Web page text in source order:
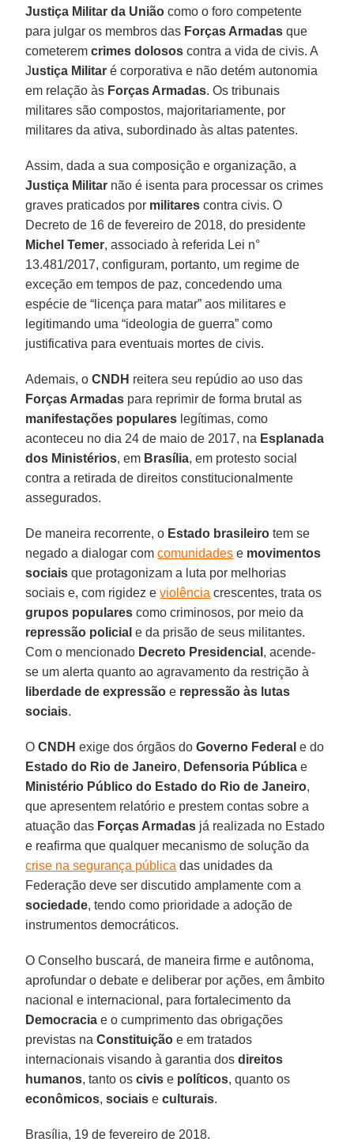
Justiça Militar da União como o foro competente
para julgar os membros das Forças Armadas que
cometeremcrimes dolosos contra a vida de civis. A
Justiça Militar é corporativa e não detém autonomia
em relação às Forças Armadas. Os tribunais
militares são compostos, majoritariamente, por
militares da ativa, subordinado às altas patentes.
Assim, dada a sua composição e organização, a
Justiça Militar não é isenta para processar os crimes
graves praticados por militares contra civis. O
Decreto de 16 de fevereiro de 2018, do presidente
Michel Temer, associado à referida Lei n°
13.481/2017, configuram, portanto, um regime de
exceção em tempos de paz, concedendo uma
espécie de “licença para matar” aos militares e
legitimando uma “ideologia de guerra” como
justificativa para eventuais mortes de civis.
Ademais, oCNDH reitera seu repúdio ao uso das
Forças Armadas para reprimir de forma brutal as
manifestações populares legítimas, como
aconteceu no dia 24 de maio de 2017, na Esplanada
dos Ministérios, em Brasília, em protesto social
contra a retirada de direitos constitucionalmente
assegurados.
De maneira recorrente, o Estado brasileiro tem se
negado a dialogar comcomunidades e movimentos
sociais que protagonizam a luta por melhorias
sociais e, com rigidez eviolência crescentes, trata os
grupos populares como criminosos, por meio da
repressão policial e da prisão de seus militantes.
Com o mencionado Decreto Presidencial , acende-
se um alerta quanto ao agravamento da restrição à
liberdade de expressão e repressão às lutas
sociais.
O CNDH exige dos órgãos doGoverno Federal e do
Estado do Rio de Janeiro, Defensoria Pública e
Ministério Público do Estado do Rio de Janeiro,
que apresentem relatório e prestem contas sobre a
atuação das Forças Armadas já realizada no Estado
e reafirma que qualquer mecanismo de solução da
crise na segurança pública das unidades da
Federação deve ser discutido amplamente com a
sociedade, tendo como prioridade a adoção de
instrumentos democráticos.
O Conselho buscará, de maneira firme e autônoma,
aprofundar o debate e deliberar por ações, em âmbito
nacional e internacional, para fortalecimento da
Democracia e o cumprimento das obrigações
previstas naConstituição e em tratados
internacionais visando à garantia dosdireitos
humanos, tanto oscivis e políticos, quanto os
econômicos,sociais eculturais.
Brasília, 19 de fevereiro de 2018.